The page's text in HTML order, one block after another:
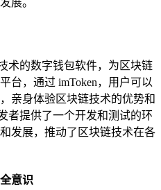
展。
术的数字钱包软件，为区块链
台，通过 imToken，用户可以
亲身体验区块链技术的优势和
者提供了一个开发和测试的环
发展，推动了区块链技术在各
意识